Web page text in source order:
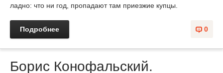
ладно: что ни год, пропадают там приезжие купцы.
0
Подробнее
Борис Конофальский.